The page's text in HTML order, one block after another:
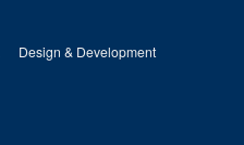
Design & Development